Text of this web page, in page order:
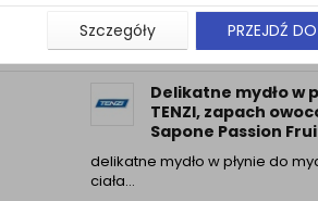
Delikatne mydło w
TENZI, zapach
Sapone Passion
delikatne mydło w płynie do
ciała…
aby umożliwić
prawidłowe działanie naszej
zamówienia na
informacji o promocjach
wcześniejsza zgoda której
i można ją w dowolnym
Szczegóły PRZEJDŹ